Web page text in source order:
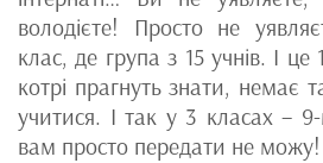
володієте! Просто не
клас, де група з 15 учнів. І
котрі прагнуть знати, немає
учитися. І так у 3 класах –
вам просто передати не можу!